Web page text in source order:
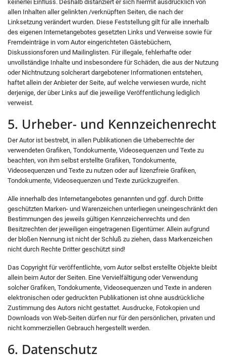
keinerlei Einfluss. Deshalb distanziert er sich hiermit ausdrücklich von
allen Inhalten aller gelinkten /verknüpften Seiten, die nach der
Linksetzung verändert wurden. Diese Feststellung gilt für alle innerhalb
des eigenen Internetangebotes gesetzten Links und Verweise sowie für
Fremdeinträge in vom Autor eingerichteten Gästebüchern,
Diskussionsforen und Mailinglisten. Für illegale, fehlerhafte oder
unvollständige Inhalte und insbesondere für Schäden, die aus der Nutzung
oder Nichtnutzung solcherart dargebotener Informationen entstehen,
haftet allein der Anbieter der Seite, auf welche verwiesen wurde, nicht
derjenige, der über Links auf die jeweilige Veröffentlichung lediglich
verweist.
5. Urheber- und Kennzeichenrecht
Der Autor ist bestrebt, in allen Publikationen die Urheberrechte der
verwendeten Grafiken, Tondokumente, Videosequenzen und Texte zu
beachten, von ihm selbst erstellte Grafiken, Tondokumente,
Videosequenzen und Texte zu nutzen oder auf lizenzfreie Grafiken,
Tondokumente, Videosequenzen und Texte zurückzugreifen.
Alle innerhalb des Internetangebotes genannten und ggf. durch Dritte
geschützten Marken- und Warenzeichen unterliegen uneingeschränkt den
Bestimmungen des jeweils gültigen Kennzeichenrechts und den
Besitzrechten der jeweiligen eingetragenen Eigentümer. Allein aufgrund
der bloßen Nennung ist nicht der Schluß zu ziehen, dass Markenzeichen
nicht durch Rechte Dritter geschützt sind!
Das Copyright für veröffentlichte, vom Autor selbst erstellte Objekte bleibt
allein beim Autor der Seiten. Eine Vervielfältigung oder Verwendung
solcher Grafiken, Tondokumente, Videosequenzen und Texte in anderen
elektronischen oder gedruckten Publikationen ist ohne ausdrückliche
Zustimmung des Autors nicht gestattet. Ausdrucke, Fotokopien und
Downloads von Web-Seiten dürfen nur für den persönlichen, privaten und
nicht kommerziellen Gebrauch hergestellt werden.
6. Datenschutz